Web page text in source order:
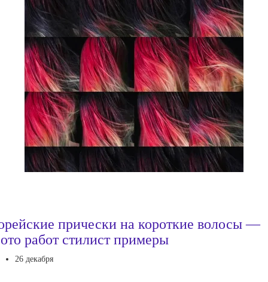
прически на короткие волосы —
работ стилист примеры
26 декабря